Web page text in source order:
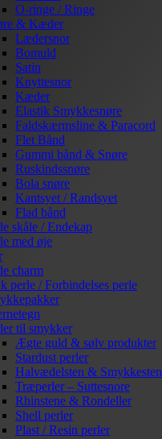
O-ringe / Ringe
& Kæder
Lædersnor
Bomuld
Satin
Knyttesnor
Kæder
Elastik Smykkesnøre
Faldskærmsline & Paracord
Flet Bånd
Gummi bånd & Snøre
Ruskindssnøre
Bola snøre
Kantsyet / Randsyet
Flad bånd
skåle / Endekap
med øje
charm
perle / Forbindelses perle
til smykker
Ægte guld & sølv produkter
Stardust perler
Halvædelsten & Smykkesten
Træperler – Suttesnore
Rhinstene & Rondeller
Shell perler
Plast / Resin perler